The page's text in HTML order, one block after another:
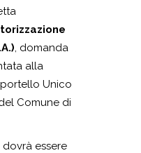
, domanda
alla
Unico
Comune di
dovrà essere